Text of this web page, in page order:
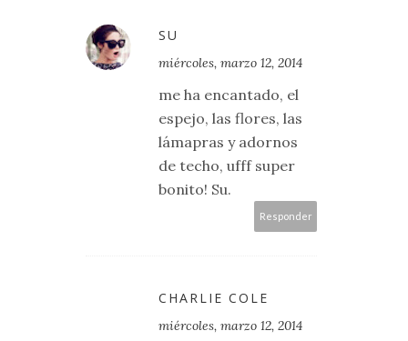
SU
miércoles, marzo 12, 2014
me ha encantado, el
espejo, las flores, las
lámapras y adornos
de techo, ufff super
bonito! Su.
Responder
CHARLIE COLE
miércoles, marzo 12, 2014